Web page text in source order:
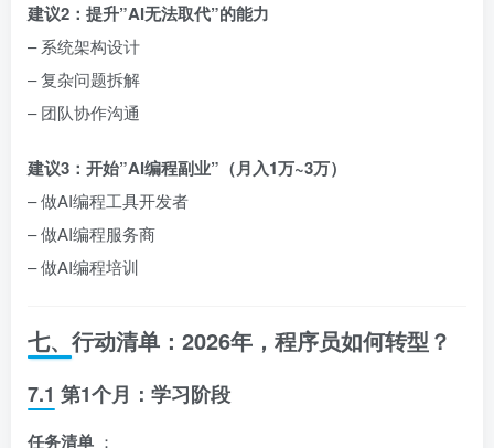
建议2：提升”AI无法取代”的能力
– 系统架构设计
– 复杂问题拆解
– 团队协作沟通
建议3：开始”AI编程副业”（月入1万~3万）
– 做AI编程工具开发者
– 做AI编程服务商
– 做AI编程培训
七、行动清单：2026年，程序员如何转型？
7.1 第1个月：学习阶段
任务清单 ：